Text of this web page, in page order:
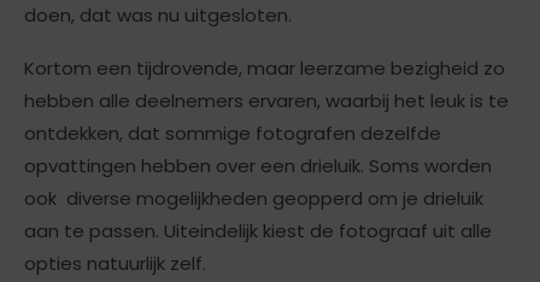
doen, dat was nu uitgesloten.
Kortom een tijdrovende, maar leerzame bezigheid zo
hebben alle deelnemers ervaren, waarbij het leuk is te
ontdekken, dat sommige fotografen dezelfde
opvattingen hebben over een drieluik. Soms worden
ook diverse mogelijkheden geopperd om je drieluik
aan te passen. Uiteindelijk kiest de fotograaf uit alle
opties natuurlijk zelf.